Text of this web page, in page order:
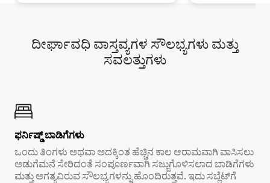
ದೀರ್ಘಾವಧಿ ವಾಸ್ತವ್ಯಗಳ ಸೌಲಭ್ಯಗಳು ಮತ್ತು
ಸವಲತ್ತುಗಳು
ಫರ್ನಿಷ್ಡ್ ಬಾಡಿಗೆಗಳು
ಒಂದು ತಿಂಗಳು ಅಥವಾ ಅದಕ್ಕಿಂತ ಹೆಚ್ಚಿನ ಕಾಲ ಆರಾಮವಾಗಿ ವಾಸಿಸಲು
ಅಡುಗೆಮನೆ ಸೇರಿದಂತೆ ಸಂಪೂರ್ಣವಾಗಿ ಸಜ್ಜುಗೊಳಿಸಲಾದ ಬಾಡಿಗೆಗಳು
ಮತ್ತು ಅಗತ್ಯವಿರುವ ಸೌಲಭ್ಯಗಳನ್ನು ಹೊಂದಿರುತ್ತವೆ. ಇದು ಸಬ್ಲೆಟ್‌ಗೆ